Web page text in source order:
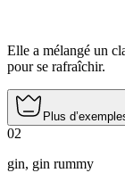
Elle a mélangé un
pour se rafraîchir.
Plus
02
gin, gin rummy